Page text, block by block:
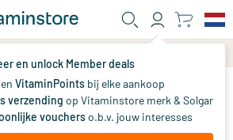
en unlock Member deals
VitaminPoints bij elke aankoop
verzending op Vitaminstore merk & Solgar
voucherso.b.v. jouw interesses
25 euro
via chat of email
niet op voorraad
9.